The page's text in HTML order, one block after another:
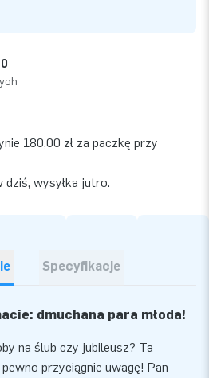
180,00 zł za paczkę przy
dziś, wysyłka jutro.
Specyfikacje
dmuchana para młoda!
na ślub czy jubileusz? Ta
przyciągnie uwagę! Pan